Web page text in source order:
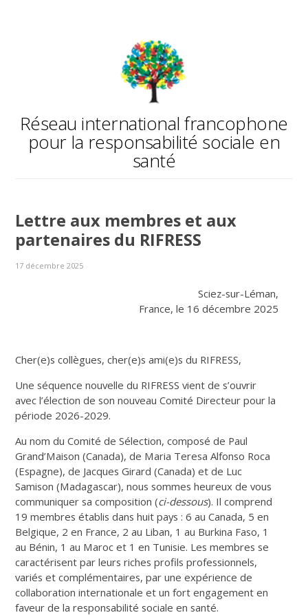
Réseau international francophone
pour la responsabilité sociale en
santé
Lettre aux membres et aux
partenaires du RIFRESS
17 décembre 2025
Sciez-sur-Léman,
France, le 16 décembre 2025
Cher(e)s collègues, cher(e)s ami(e)s du RIFRESS,
Une séquence nouvelle du RIFRESS vient de s’ouvrir
avec l’élection de son nouveau Comité Directeur pour la
période 2026-2029.
Au nom du Comité de Sélection, composé de Paul
Grand’Maison (Canada), de Maria Teresa Alfonso Roca
(Espagne), de Jacques Girard (Canada) et de Luc
Samison (Madagascar), nous sommes heureux de vous
communiquer sa composition (ci-dessous). Il comprend
19 membres établis dans huit pays : 6 au Canada, 5 en
Belgique, 2 en France, 2 au Liban, 1 au Burkina Faso, 1
au Bénin, 1 au Maroc et 1 en Tunisie. Les membres se
caractérisent par leurs riches profils professionnels,
variés et complémentaires, par une expérience de
collaboration internationale et un fort engagement en
faveur de la responsabilité sociale en santé.